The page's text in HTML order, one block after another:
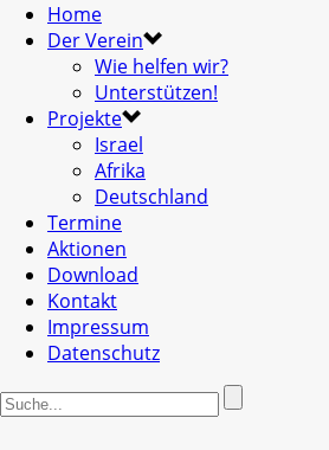
Home
Der Verein
Wie helfen wir?
Unterstützen!
Projekte
Israel
Afrika
Deutschland
Termine
Aktionen
Download
Kontakt
Impressum
Datenschutz